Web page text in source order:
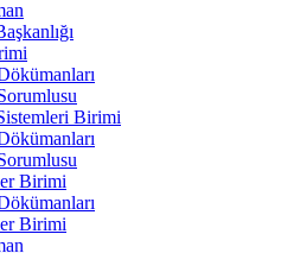
Birimi
Birimi
Birimi